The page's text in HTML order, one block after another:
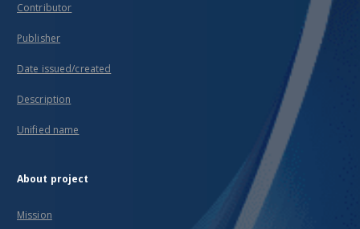
Contributor
Publisher
Date issued/created
Description
Unified name
About project
Mission